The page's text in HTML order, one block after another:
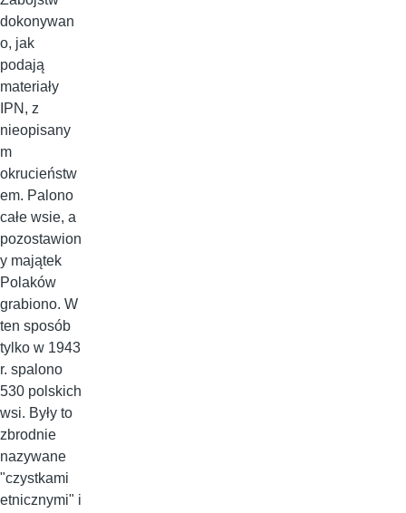
dokonywan
o, jak
podają
materiały
IPN, z
nieopisany
m
okrucieństw
em. Palono
całe wsie, a
pozostawion
y majątek
Polaków
grabiono. W
ten sposób
tylko w 1943
r. spalono
530 polskich
wsi. Były to
zbrodnie
nazywane
"czystkami
etnicznymi" i